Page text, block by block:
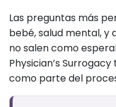
Las preguntas más
bebé, salud mental, y
no salen como
Physician’s
como parte del